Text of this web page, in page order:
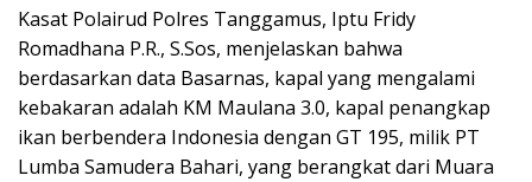
Kasat Polairud Polres Tanggamus, Iptu Fridy
Romadhana P.R., S.Sos, menjelaskan bahwa
berdasarkan data Basarnas, kapal yang mengalami
kebakaran adalah KM Maulana 3.0, kapal penangkap
ikan berbendera Indonesia dengan GT 195, milik PT
Lumba Samudera Bahari, yang berangkat dari Muara